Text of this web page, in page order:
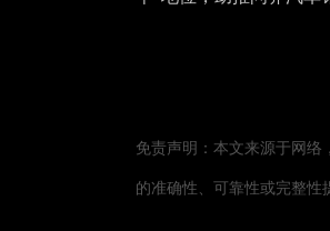
免责声明：本文来源于网
的准确性、可靠性或完整性